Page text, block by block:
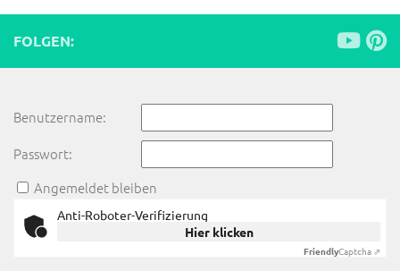
FOLGEN:
Benutzername:
Passwort:
Angemeldet bleiben
Anti-Roboter-Verifizierung
Hier klicken
FriendlyCaptcha ⇗